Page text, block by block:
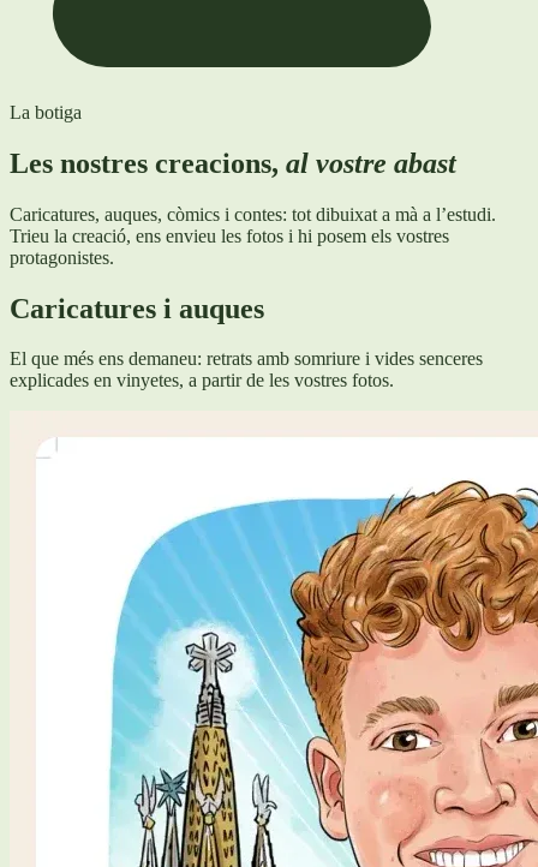
La botiga
Les nostres creacions, al vostre abast
Caricatures, auques, còmics i contes: tot dibuixat a mà a l’estudi.
Trieu la creació, ens envieu les fotos i hi posem els vostres
protagonistes.
Caricatures i auques
El que més ens demaneu: retrats amb somriure i vides senceres
explicades en vinyetes, a partir de les vostres fotos.